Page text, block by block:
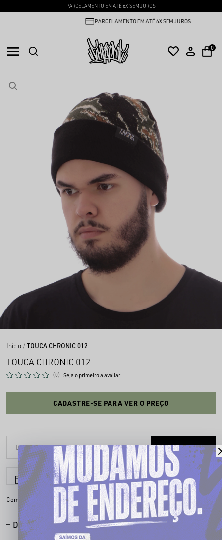
PARCELAMENTO EM ATÉ 6X SEM JUROS
PARCELAMENTO EM ATÉ 6X SEM JUROS
0
Início TOUCA CHRONIC 012
TOUCA CHRONIC 012
(0) Seja o primeiro a avaliar
CADASTRE-SE PARA VER O PREÇO
Parcele em até 6x sem juros
Compartilhe:
DESCRIÇÃO COMPLETA